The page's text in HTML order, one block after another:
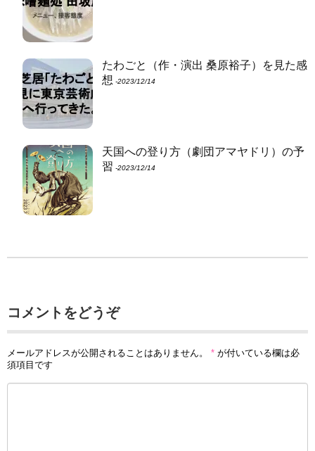
たわごと（作・演出 桑原裕子）を見た感
想 ‐2023/12/14
天国への登り方（劇団アマヤドリ）の予
習 ‐2023/12/14
コメントをどうぞ
メールアドレスが公開されることはありません。 * が付いている欄は必
須項目です